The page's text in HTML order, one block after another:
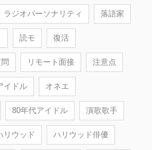
ラジオパーソナリティ 落語家
読モ 復活
リモート面接 注意点
イドル オネエ
80年代アイドル 演歌歌手
リウッド ハリウッド俳優